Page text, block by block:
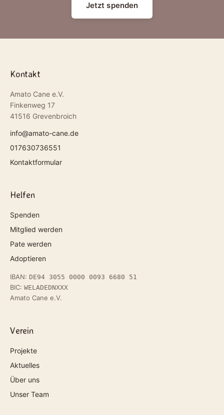
Jetzt spenden
Kontakt
Amato Cane e.V.
Finkenweg 17
41516 Grevenbroich
info@amato-cane.de
017630736551
Kontaktformular
Helfen
Spenden
Mitglied werden
Pate werden
Adoptieren
IBAN: DE94 3055 0000 0093 6680 51
BIC: WELADEDNXXX
Amato Cane e.V.
Verein
Projekte
Aktuelles
Über uns
Unser Team